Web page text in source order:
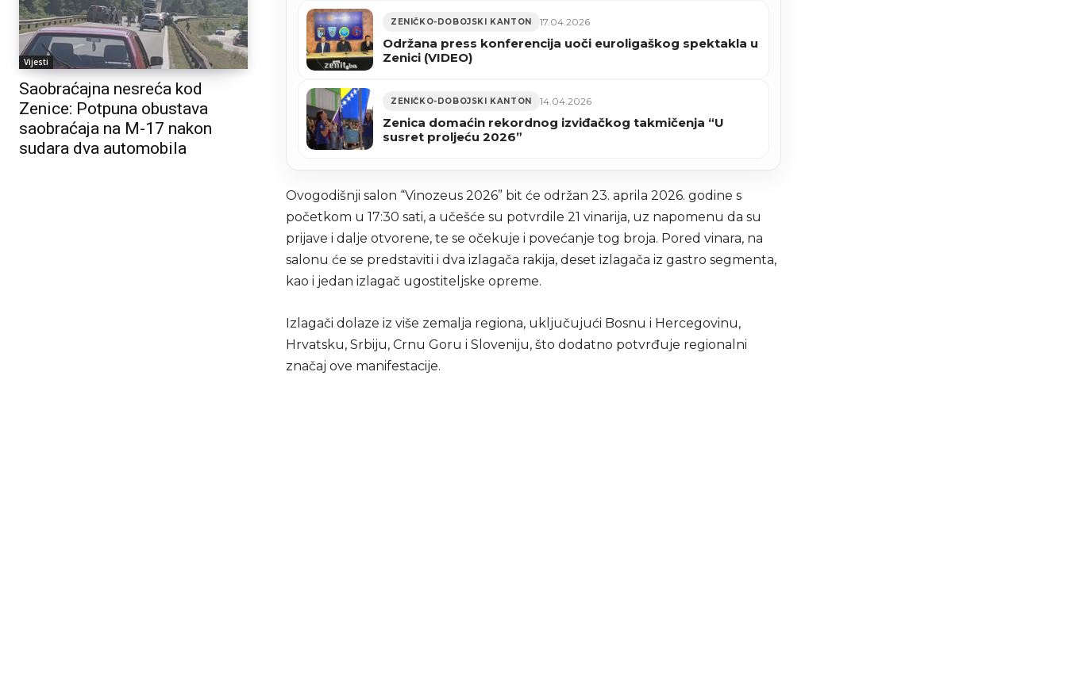
Vijesti
Saobraćajna nesreća kod
Zenice: Potpuna obustava
saobraćaja na M-17 nakon
sudara dva automobila
ZENIČKO-DOBOJSKI KANTON 17.04.2026
Održana press konferencija uoči euroligaškog spektakla u
Zenici (VIDEO)
ZENIČKO-DOBOJSKI KANTON 14.04.2026
Zenica domaćin rekordnog izviđačkog takmičenja “U
susret proljeću 2026”
Ovogodišnji salon “Vinozeus 2026” bit će održan 23. aprila 2026. godine s
početkom u 17:30 sati, a učešće su potvrdile 21 vinarija, uz napomenu da su
prijave i dalje otvorene, te se očekuje i povećanje tog broja. Pored vinara, na
salonu će se predstaviti i dva izlagača rakija, deset izlagača iz gastro segmenta,
kao i jedan izlagač ugostiteljske opreme.
Izlagači dolaze iz više zemalja regiona, uključujući Bosnu i Hercegovinu,
Hrvatsku, Srbiju, Crnu Goru i Sloveniju, što dodatno potvrđuje regionalni
značaj ove manifestacije.